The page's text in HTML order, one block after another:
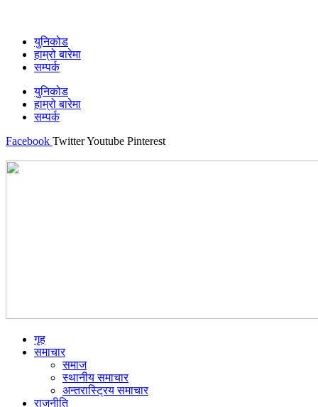
युनिकोड
हाम्रो बारेमा
सम्पर्क
युनिकोड
हाम्रो बारेमा
सम्पर्क
Facebook TwitterYoutube Pinterest
गृह
समाचार
समाज
स्थानीय समाचार
अन्तरास्ट्रिय समाचार
राजनीति